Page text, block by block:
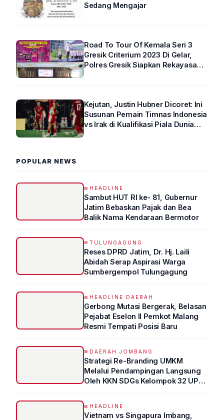
Sedang Mengajar
Road To Tour Of Kemala Seri 3
Gresik Criterium 2023 Di Gelar,
Polres Gresik Siapkan Rekayasa
Kejutan, Justin Hubner Dicoret: Ini
Susunan Pemain Timnas Indonesia
vs Irak di Kualifikasi Piala Dunia
POPULAR NEWS
HEADLINE
Sambut HUT RI ke- 81, Gubernur
Jatim Bebaskan Pajak dan Bea
Balik Nama Kendaraan Bermotor
TULUNGAGUNG
Reses DPRD Jatim, Dr. Hj. Laili
Abidah Serap Aspirasi Warga
Sumbergempol Tulungagung
HEADLINE DAERAH
Gerbong Mutasi Bergerak, Belasan
Pejabat Eselon II Pemkot Malang
Resmi Tempati Posisi Baru
DAERAH JOMBANG
Strategi Re-Branding UMKM
Melalui Pendampingan Langsung
Oleh KKN SDGs Kelompok 32 UPN
HEADLINE
Vietnam vs Singapura Imbang,